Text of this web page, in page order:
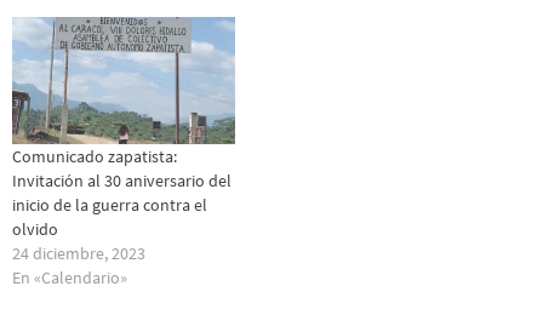
Comunicado zapatista:
Invitación al 30 aniversario del
inicio de la guerra contra el
olvido
24 diciembre, 2023
En «Calendario»